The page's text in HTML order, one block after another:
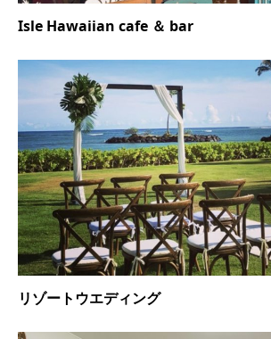
Isle Hawaiian cafe ＆ bar
リゾートウエディング